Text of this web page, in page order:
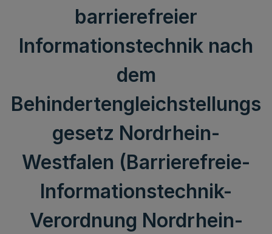
barrierefreier
Informationstechnik nach
dem
Behindertengleichstellungs
gesetz Nordrhein-
Westfalen (Barrierefreie-
Informationstechnik-
Verordnung Nordrhein-